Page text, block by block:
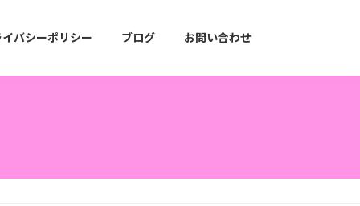
イバシーポリシー ブログ お問い合わせ